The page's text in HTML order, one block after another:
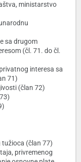
ministarstvo
sa drugom
(čl. 71. do čl.
interesa sa
71)
(član 72)
(član 77)
privremenog